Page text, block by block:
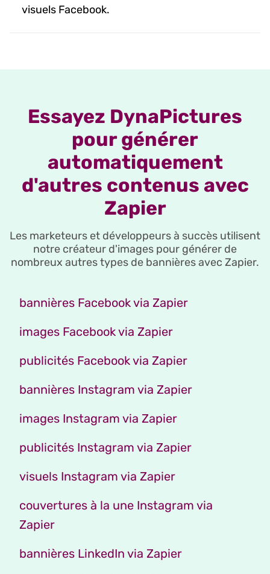
visuels Facebook.
Essayez DynaPictures
pour générer
automatiquement
d'autres contenus avec
Zapier
Les marketeurs et développeurs à succès utilisent
notre créateur d'images pour générer de
nombreux autres types de bannières avec Zapier.
bannières Facebook via Zapier
images Facebook via Zapier
publicités Facebook via Zapier
bannières Instagram via Zapier
images Instagram via Zapier
publicités Instagram via Zapier
visuels Instagram via Zapier
couvertures à la une Instagram via
Zapier
bannières LinkedIn via Zapier